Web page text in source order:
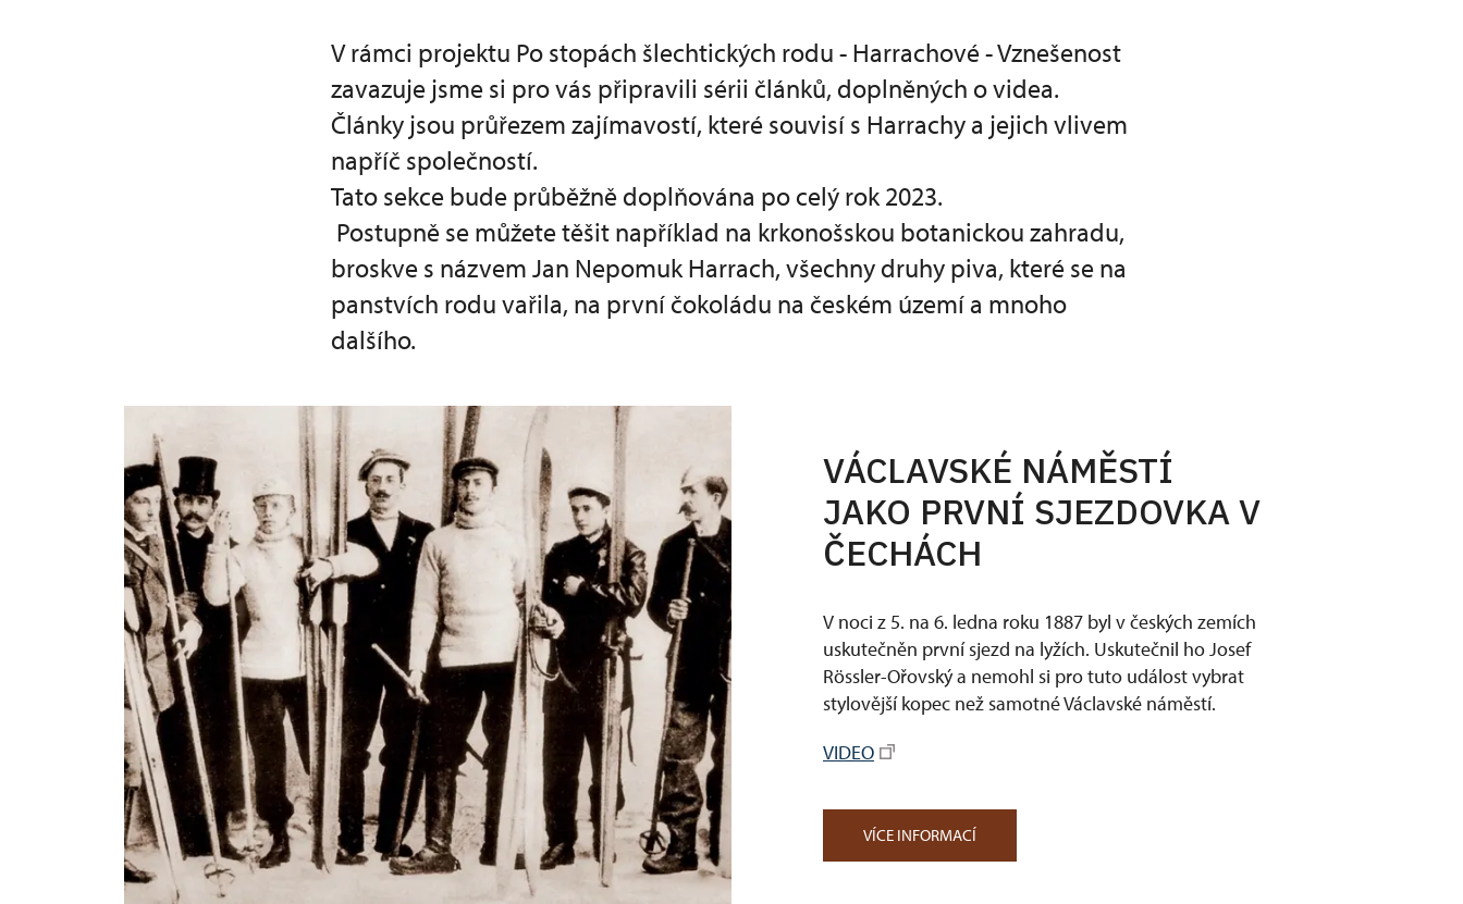
V rámci projektu Po stopách šlechtických rodu - Harrachové - Vznešenost
zavazuje jsme si pro vás připravili sérii článků, doplněných o videa.
Články jsou průřezem zajímavostí, které souvisí s Harrachy a jejich vlivem
napříč společností.
Tato sekce bude průběžně doplňována po celý rok 2023.
Postupně se můžete těšit například na krkonošskou botanickou zahradu,
broskve s názvem Jan Nepomuk Harrach, všechny druhy piva, které se na
panstvích rodu vařila, na první čokoládu na českém území a mnoho
dalšího.
VÁCLAVSKÉ NÁMĚSTÍ
JAKO PRVNÍ SJEZDOVKA V
ČECHÁCH
V noci z 5. na 6. ledna roku 1887 byl v českých zemích
uskutečněn první sjezd na lyžích. Uskutečnil ho Josef
Rössler-Ořovský a nemohl si pro tuto událost vybrat
stylovější kopec než samotné Václavské náměstí.
VIDEO
VÍCE INFORMACÍ